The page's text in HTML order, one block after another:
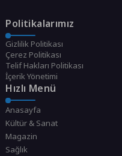
Politikalarımız
Gizlilik Politikası
Çerez Politikası
Telif Hakları Politikası
İçerik Yönetimi
Hızlı Menü
Anasayfa
Kültür & Sanat
Magazin
Sağlık